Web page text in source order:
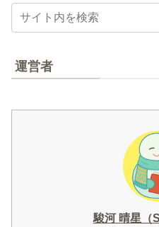
運営者
駿河 晴星（